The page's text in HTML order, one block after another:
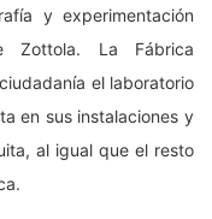
y experimentación
Zottola. La Fábrica
el laboratorio
en sus instalaciones y
al igual que el resto